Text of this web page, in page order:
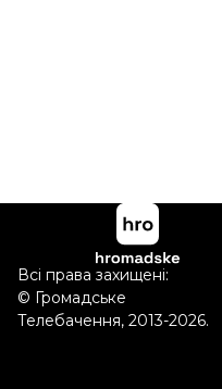
Всі права захищені:
© Громадське
Телебачення, 2013-2026.